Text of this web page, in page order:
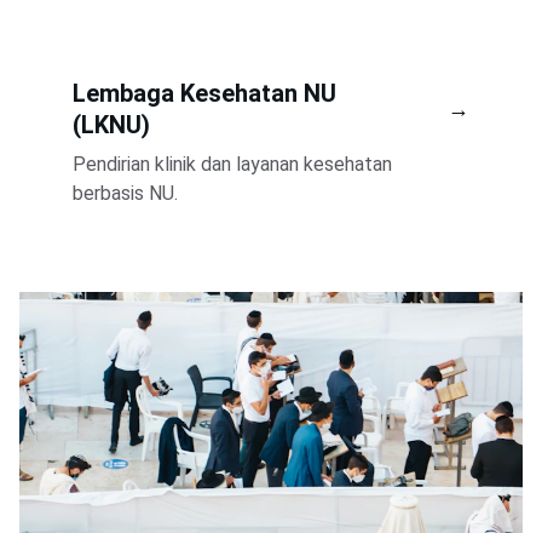
Lembaga Kesehatan NU
(LKNU)
Pendirian klinik dan layanan kesehatan
berbasis NU.
→